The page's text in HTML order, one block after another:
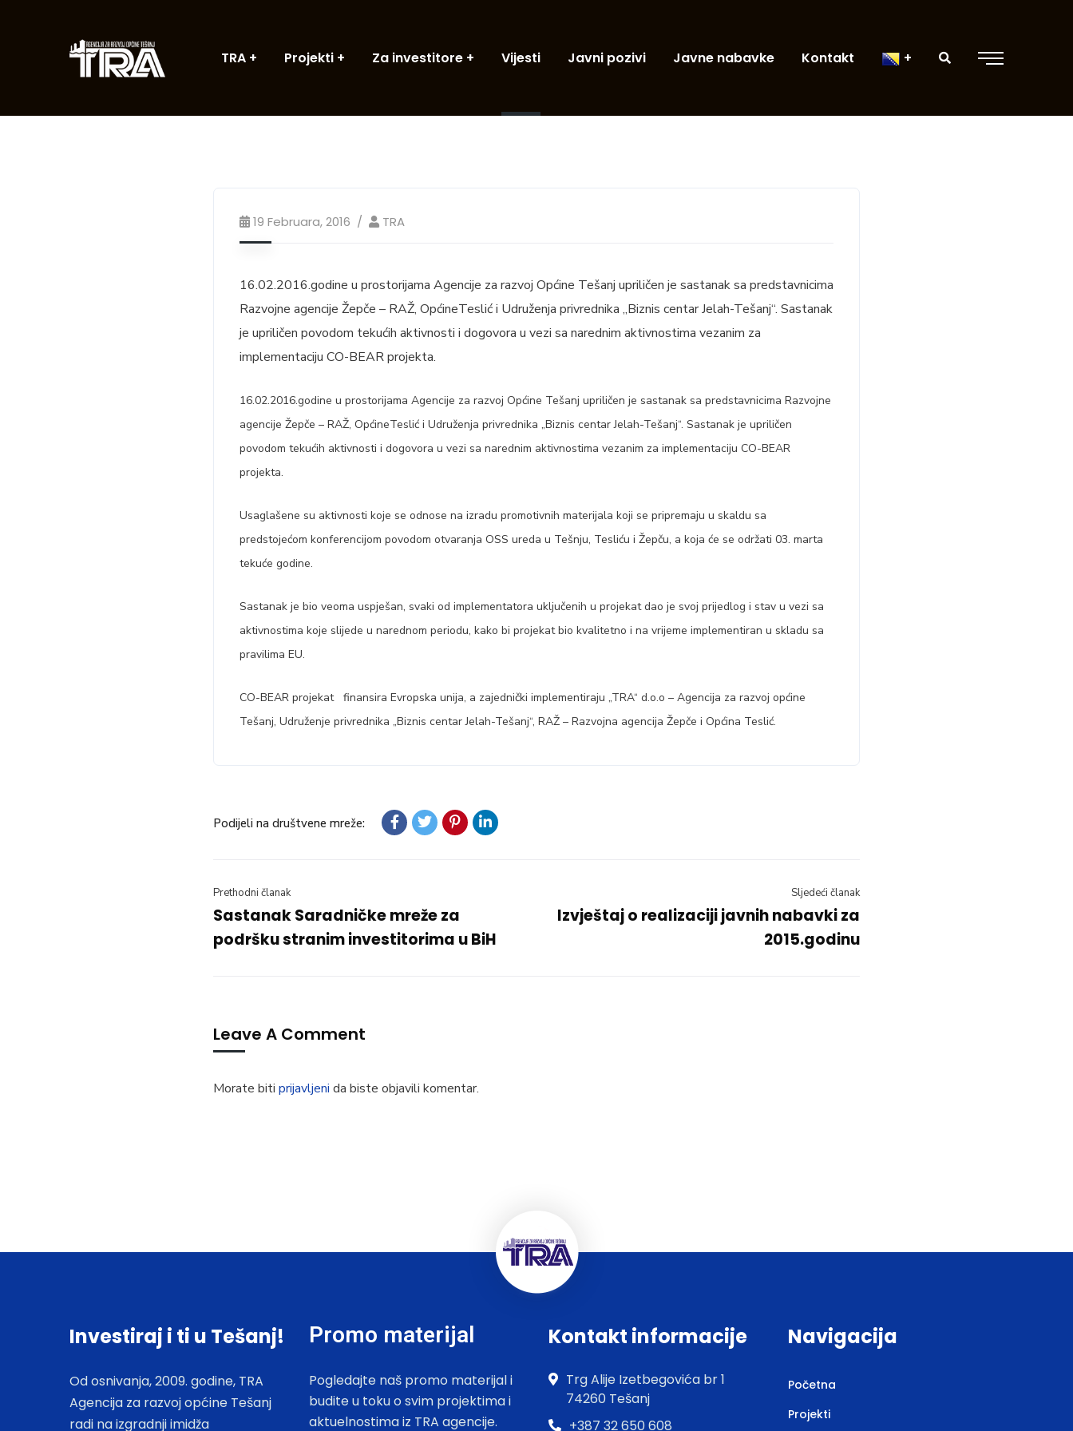
TRA Projekti Za investitore Vijesti Javni pozivi Javne nabavke Kontakt
19 Februara, 2016 TRA
16.02.2016.godine u prostorijama Agencije za razvoj Općine Tešanj upriličen je sastanak sa predstavnicima
Razvojne agencije Žepče – RAŽ, OpćineTeslić i Udruženja privrednika „Biznis centar Jelah-Tešanj“. Sastanak
je upriličen povodom tekućih aktivnosti i dogovora u vezi sa narednim aktivnostima vezanim za
implementaciju CO-BEAR projekta.
16.02.2016.godine u prostorijama Agencije za razvoj Općine Tešanj upriličen je sastanak sa predstavnicima Razvojne
agencije Žepče – RAŽ, OpćineTeslić i Udruženja privrednika „Biznis centar Jelah-Tešanj“. Sastanak je upriličen
povodom tekućih aktivnosti i dogovora u vezi sa narednim aktivnostima vezanim za implementaciju CO-BEAR
projekta.
Usaglašene su aktivnosti koje se odnose na izradu promotivnih materijala koji se pripremaju u skaldu sa
predstojećom konferencijom povodom otvaranja OSS ureda u Tešnju, Tesliću i Žepču, a koja će se održati 03. marta
tekuće godine.
Sastanak je bio veoma uspješan, svaki od implementatora uključenih u projekat dao je svoj prijedlog i stav u vezi sa
aktivnostima koje slijede u narednom periodu, kako bi projekat bio kvalitetno i na vrijeme implementiran u skladu sa
pravilima EU.
CO-BEAR projekat finansira Evropska unija, a zajednički implementiraju „TRA“ d.o.o – Agencija za razvoj općine
Tešanj, Udruženje privrednika „Biznis centar Jelah-Tešanj“, RAŽ – Razvojna agencija Žepče i Općina Teslić.
Podijeli na društvene mreže:
Prethodni članak
Sastanak Saradničke mreže za
podršku stranim investitorima u BiH
Sljedeći članak
Izvještaj o realizaciji javnih nabavki za
2015.godinu
Leave A Comment
Morate biti prijavljeni da biste objavili komentar.
Investiraj i ti u Tešanj!
Od osnivanja, 2009. godine, TRA
Agencija za razvoj općine Tešanj
radi na izgradnji imidža
Promo materijal
Pogledajte naš promo materijal i
budite u toku o svim projektima i
aktuelnostima iz TRA agencije.
Kontakt informacije
Trg Alije Izetbegovića br 1
74260 Tešanj
+387 32 650 608
Navigacija
Početna
Projekti